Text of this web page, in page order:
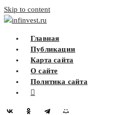
Skip to content
infinvest.ru
Главная
Публикации
Карта сайта
О сайте
Политика сайта